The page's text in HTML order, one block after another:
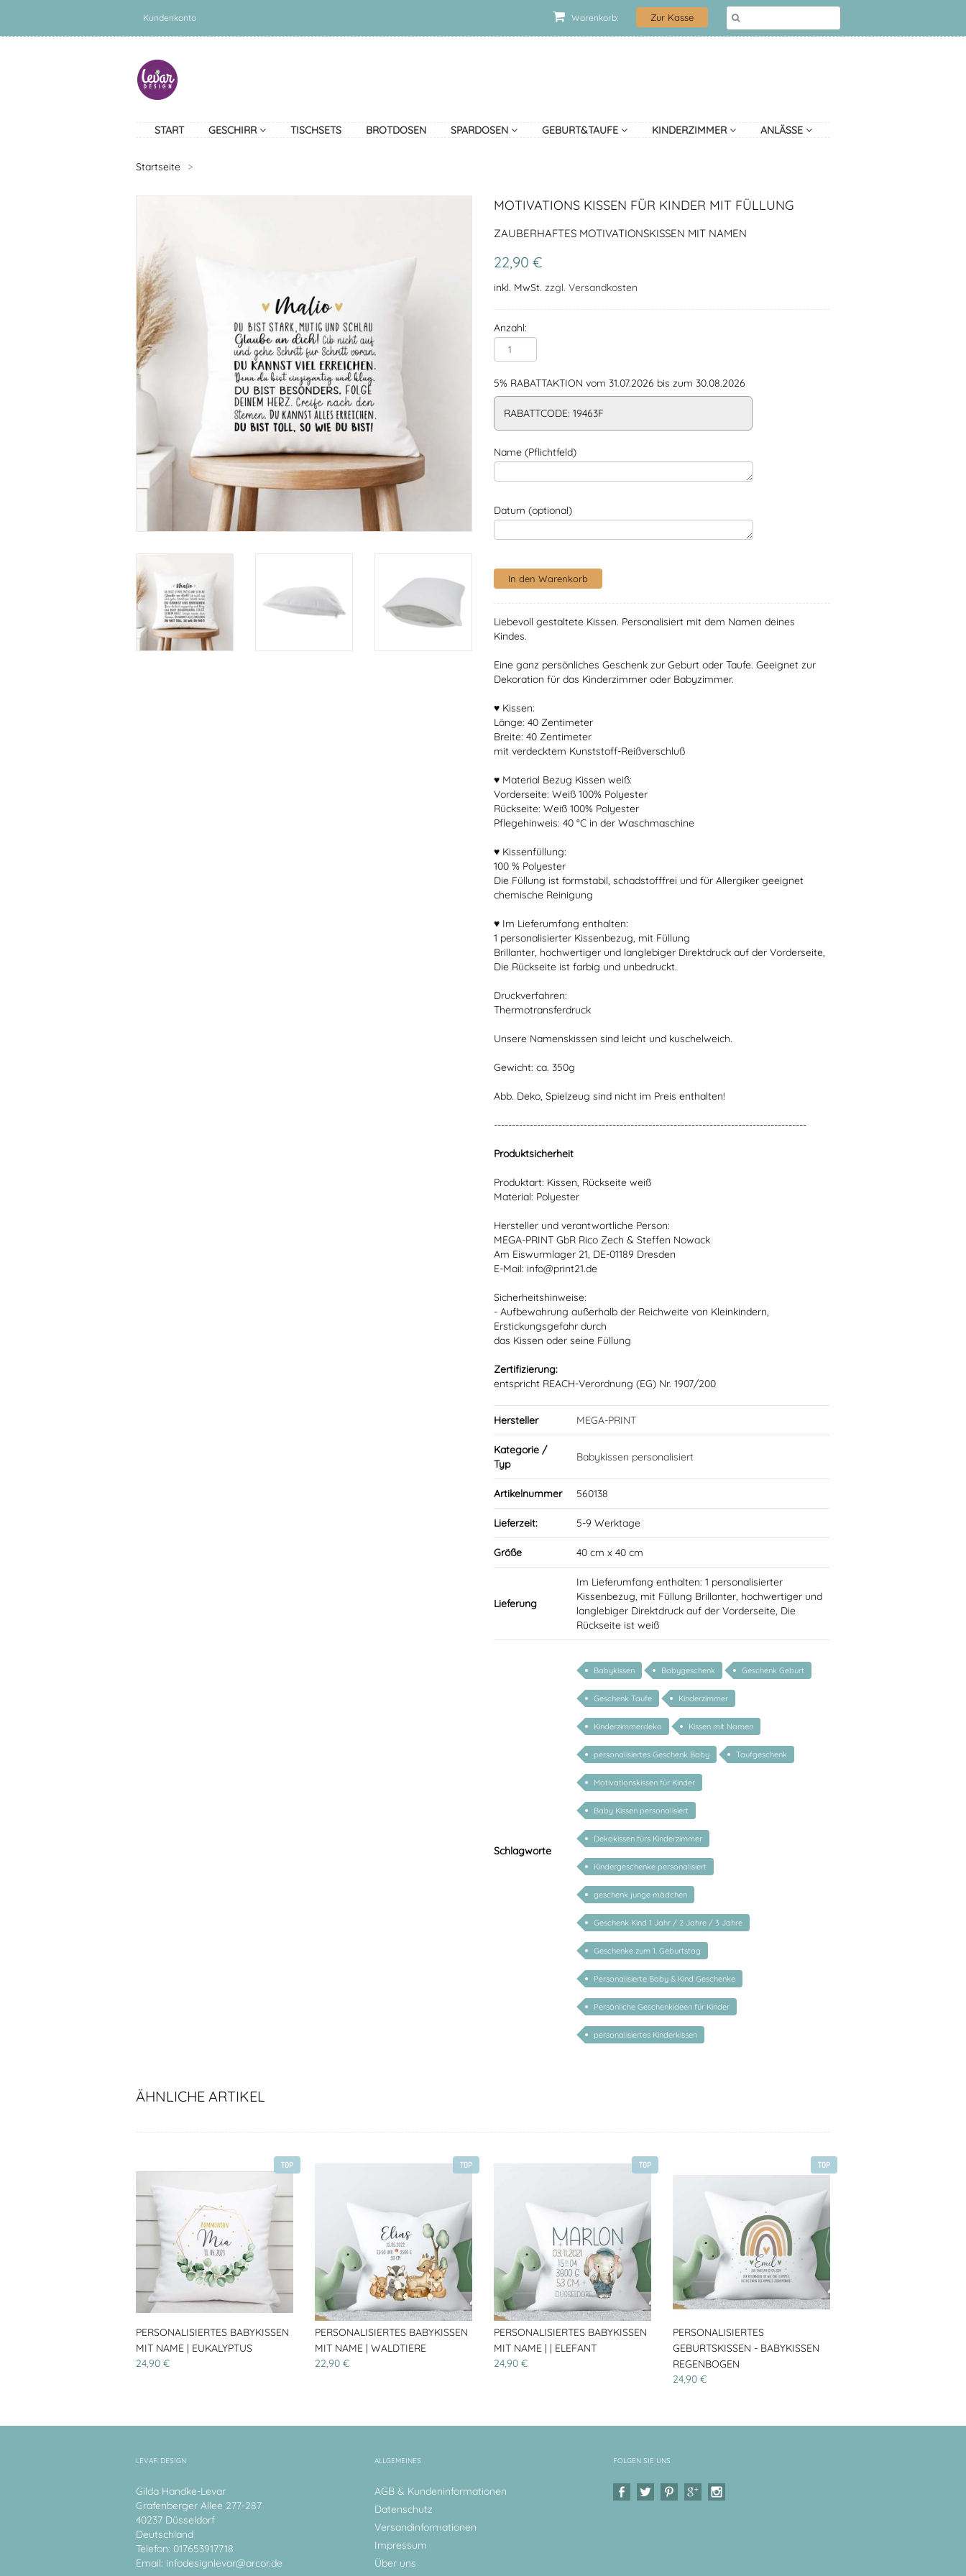
Zur Kasse
Warenkorb:
Kundenkonto
START GESCHIRR TISCHSETS BROTDOSEN SPARDOSEN GEBURT&TAUFE KINDERZIMMER ANLÄSSE
Startseite >
MOTIVATIONS KISSEN FÜR KINDER MIT FÜLLUNG
ZAUBERHAFTES MOTIVATIONSKISSEN MIT NAMEN
22,90 €
inkl. MwSt. zzgl. Versandkosten
Anzahl:
5% RABATTAKTION vom 31.07.2026 bis zum 30.08.2026
RABATTCODE: 19463F
Name (Pflichtfeld)
Datum (optional)
Liebevoll gestaltete Kissen. Personalisiert mit dem Namen deines
Kindes.
Eine ganz persönliches Geschenk zur Geburt oder Taufe. Geeignet zur
Dekoration für das Kinderzimmer oder Babyzimmer.
♥ Kissen:
Länge: 40 Zentimeter
Breite: 40 Zentimeter
mit verdecktem Kunststoff-Reißverschluß
♥ Material Bezug Kissen weiß:
Vorderseite: Weiß 100% Polyester
Rückseite: Weiß 100% Polyester
Pflegehinweis: 40 °C in der Waschmaschine
♥ Kissenfüllung:
100 % Polyester
Die Füllung ist formstabil, schadstofffrei und für Allergiker geeignet
chemische Reinigung
♥ Im Lieferumfang enthalten:
1 personalisierter Kissenbezug, mit Füllung
Brillanter, hochwertiger und langlebiger Direktdruck auf der Vorderseite,
Die Rückseite ist farbig und unbedruckt.
Druckverfahren:
Thermotransferdruck
Unsere Namenskissen sind leicht und kuschelweich.
Gewicht: ca. 350g
Abb. Deko, Spielzeug sind nicht im Preis enthalten!
---------------------------------------------------------------------------------------
Produktsicherheit
Produktart: Kissen, Rückseite weiß
Material: Polyester
Hersteller und verantwortliche Person:
MEGA-PRINT GbR Rico Zech & Steffen Nowack
Am Eiswurmlager 21, DE-01189 Dresden
E-Mail: info@print21.de
Sicherheitshinweise:
- Aufbewahrung außerhalb der Reichweite von Kleinkindern,
Erstickungsgefahr durch
das Kissen oder seine Füllung
Zertifizierung:
entspricht REACH-Verordnung (EG) Nr. 1907/200
Hersteller MEGA-PRINT
Kategorie /
Typ
Babykissen personalisiert
Artikelnummer 560138
Lieferzeit: 5-9 Werktage
Größe 40 cm x 40 cm
Lieferung
Im Lieferumfang enthalten: 1 personalisierter
Kissenbezug, mit Füllung Brillanter, hochwertiger und
langlebiger Direktdruck auf der Vorderseite, Die
Rückseite ist weiß
Schlagworte
Babykissen Babygeschenk Geschenk Geburt
Geschenk Taufe Kinderzimmer
Kinderzimmerdeko Kissen mit Namen
personalisiertes Geschenk Baby Taufgeschenk
Motivationskissen für Kinder
Baby Kissen personalisiert
Dekokissen fürs Kinderzimmer
Kindergeschenke personalisiert
geschenk junge mädchen
Geschenk Kind 1 Jahr / 2 Jahre / 3 Jahre
Geschenke zum 1. Geburtstag
Personalisierte Baby & Kind Geschenke
Persönliche Geschenkideen für Kinder
personalisiertes Kinderkissen
ÄHNLICHE ARTIKEL
TOP
PERSONALISIERTES BABYKISSEN
MIT NAME | EUKALYPTUS
24,90 €
TOP
PERSONALISIERTES BABYKISSEN
MIT NAME | WALDTIERE
22,90 €
TOP
PERSONALISIERTES BABYKISSEN
MIT NAME | | ELEFANT
24,90 €
TOP
PERSONALISIERTES
GEBURTSKISSEN - BABYKISSEN
REGENBOGEN
24,90 €
LEVAR DESIGN
Gilda Handke-Levar
Grafenberger Allee 277-287
40237 Düsseldorf
Deutschland
Telefon: 017653917718
Email: infodesignlevar@arcor.de
ALLGEMEINES
AGB & Kundeninformationen
Datenschutz
Versandinformationen
Impressum
Über uns
FOLGEN SIE UNS